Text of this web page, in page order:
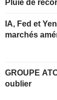
Pluie de
IA, Fed et
marchés
GROUPE ATOS : une nouvelle
oublier